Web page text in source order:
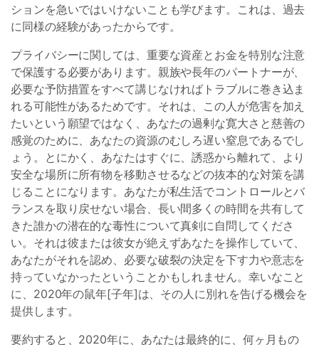
ションを急いではいけないことも学びます。これは、過去
に同様の経験があったからです。
プライバシーに関しては、重要な資産とお金を特別な注意
で保護する必要があります。親族や長年のパートナーが、
必要な予防措置をすべて講じなければトラブルに巻き込ま
れる可能性があるためです。それは、この人が危害を加え
たいという願望ではなく、あなたの過剰な寛大さと慈善の
感覚のために、あなたの資源のむしろ遅い窒息であるでし
ょう。とにかく、あなたはすぐに、誘惑から離れて、より
安全な場所に所有物を移動させるなどの抜本的な対策を講
じることになります。あなたが私生活でコントロールとバ
ランスを取り戻せない場合、長い間多くの時間を共有して
きた誰かの潜在的な毒性について真剣に自問してくださ
い。それは彼または彼女が絶えずあなたを操作していて、
あなたがそれを認め、必要な破裂の決定を下す力や意志を
持っていなかったということかもしれません。幸いなこと
に、2020年の鼠年[子年]は、その人に別れを告げる機会を
提供します。
要約すると、2020年に、あなたは最終的に、何ヶ月もの